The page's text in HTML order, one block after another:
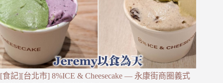
[食記][台北市] 8%ICE & Cheesecake — 永康街商圈義式